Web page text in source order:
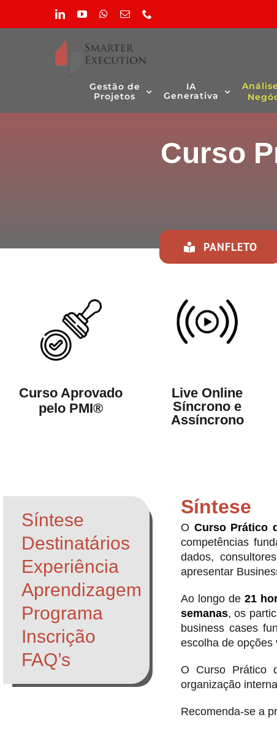
content
LinkedInYouTubeWhatsApp
Email
não
publicado)
Gestão de
Projetos
IA
Generativa
Curso
PANFLETO
Curso Aprovado
pelo PMI®
Live Online
Síncrono e
Assíncrono
Síntese
Destinatários
Experiência
Aprendizagem
Programa
Inscrição
FAQ’s
Síntese
O Curso Prático
competências
dados,
apresentar
Ao longo de21
semanas, os
business cases
escolha de opções
O Curso Prático
organização
Recomenda-se a